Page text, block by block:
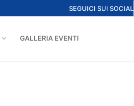
SEGUICI SUI SOCIAL
GALLERIA EVENTI